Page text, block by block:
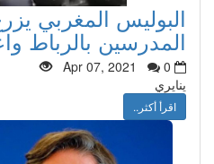
البوليس المغربي
المدرسين بالرباط
Apr 07, 2021
0
ينايري
اقرأ أكثر..